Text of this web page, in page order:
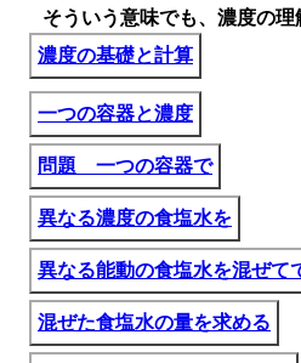
そういう意味でも、濃度の理
濃度の基礎と計算
一つの容器と濃度
問題 一つの容器で
異なる濃度の食塩水を
異なる能動の食塩水を混ぜて
混ぜた食塩水の量を求める